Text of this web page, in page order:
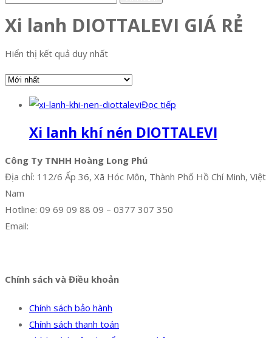
Xi lanh DIOTTALEVI GIÁ RẺ
Hiển thị kết quả duy nhất
Đọc tiếp
Xi lanh khí nén DIOTTALEVI
Công Ty TNHH Hoàng Long Phú
Địa chỉ: 112/6 Ấp 36, Xã Hóc Môn, Thành Phố Hồ Chí Minh, Việt
Nam
Hotline: 09 69 09 88 09 – 0377 307 350
Email:
Chính sách và Điều khoản
Chính sách bảo hành
Chính sách thanh toán